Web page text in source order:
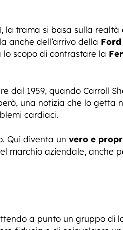
la trama si basa sulla realtà
anche dell’arrivo della Ford
scopo di contrastare la
dal 1959, quando Carroll
una notizia che lo getta
cardiaci.
Qui diventa un vero e
marchio aziendale, anche
a punto un gruppo di